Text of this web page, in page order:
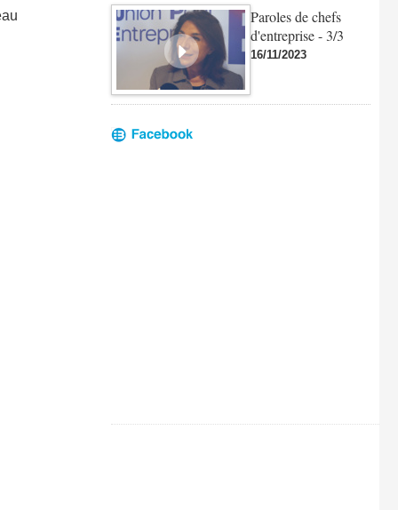
Paroles de chefs
d'entreprise - 3/3
16/11/2023